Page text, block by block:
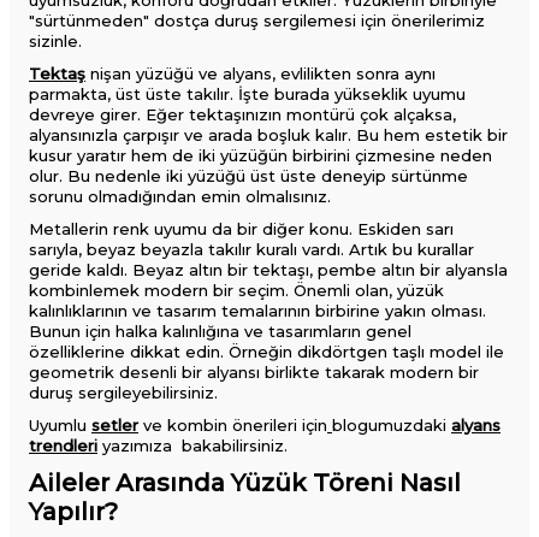
"sürtünmeden" dostça duruş sergilemesi için önerilerimiz
sizinle.
Tektaş nişan yüzüğü ve alyans, evlilikten sonra aynı
parmakta, üst üste takılır. İşte burada yükseklik uyumu
devreye girer. Eğer tektaşınızın montürü çok alçaksa,
alyansınızla çarpışır ve arada boşluk kalır. Bu hem estetik bir
kusur yaratır hem de iki yüzüğün birbirini çizmesine neden
olur. Bu nedenle iki yüzüğü üst üste deneyip sürtünme
sorunu olmadığından emin olmalısınız.
Metallerin renk uyumu da bir diğer konu. Eskiden sarı
sarıyla, beyaz beyazla takılır kuralı vardı. Artık bu kurallar
geride kaldı. Beyaz altın bir tektaşı, pembe altın bir alyansla
kombinlemek modern bir seçim. Önemli olan, yüzük
kalınlıklarının ve tasarım temalarının birbirine yakın olması.
Bunun için halka kalınlığına ve tasarımların genel
özelliklerine dikkat edin. Örneğin dikdörtgen taşlı model ile
geometrik desenli bir alyansı birlikte takarak modern bir
duruş sergileyebilirsiniz.
Uyumlu setlerve kombin önerileri için blogumuzdaki alyans
trendleri yazımıza bakabilirsiniz.
Aileler Arasında Yüzük Töreni Nasıl
Yapılır?